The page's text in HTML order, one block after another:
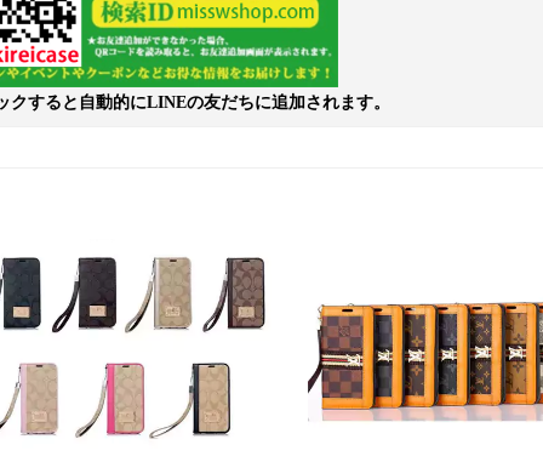
クすると自動的にLINEの友だちに追加されます。